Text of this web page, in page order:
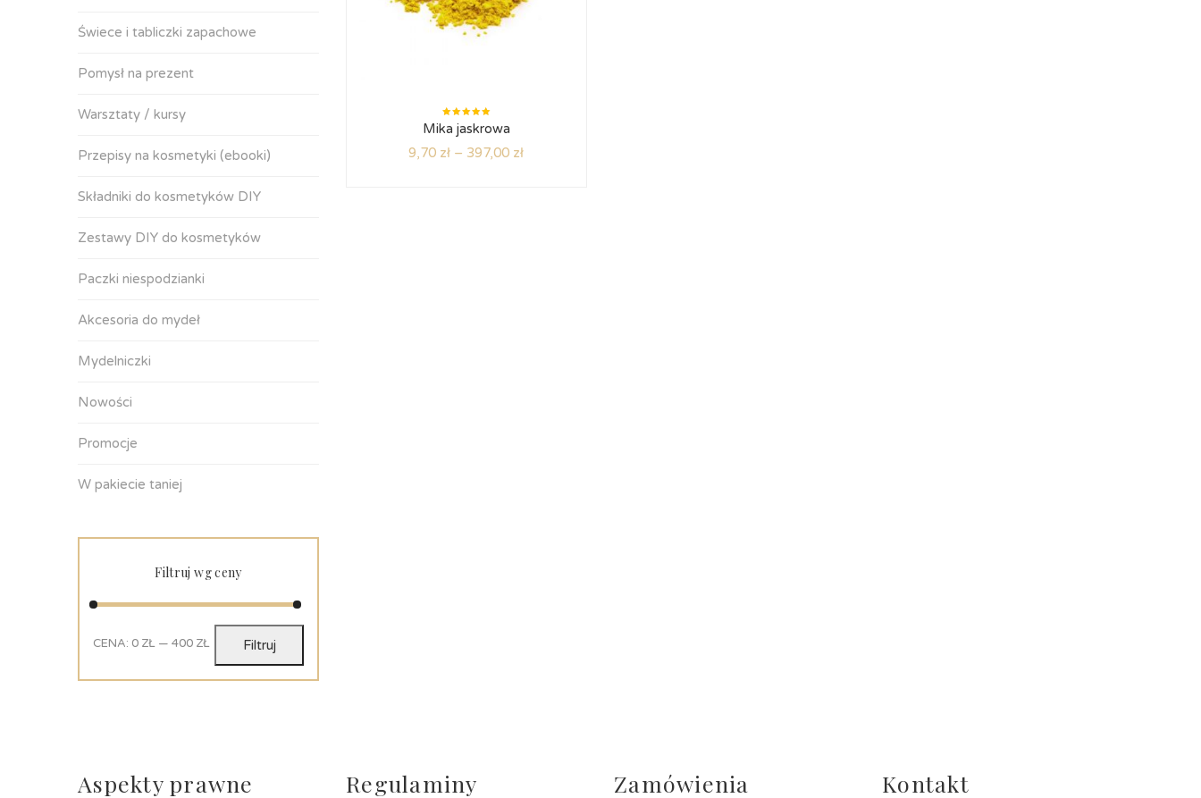
Świece i tabliczki zapachowe
Pomysł na prezent
Warsztaty / kursy
Przepisy na kosmetyki (ebooki)
Składniki do kosmetyków DIY
Zestawy DIY do kosmetyków
Paczki niespodzianki
Akcesoria do mydeł
Mydelniczki
Nowości
Promocje
W pakiecie taniej
Filtruj wg ceny
Filtruj
CENA: 0 ZŁ — 400 ZŁ
Oceniono
5.00na
Mika jaskrowa
9,70 zł – 397,00 zł
Aspekty prawne Regulaminy Zamówienia Kontakt